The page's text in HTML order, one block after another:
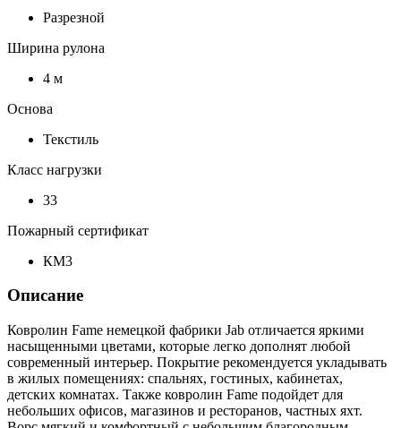
Разрезной
Ширина рулона
4 м
Основа
Текстиль
Класс нагрузки
33
Пожарный сертификат
КМ3
Описание
Ковролин Fame немецкой фабрики Jab отличается яркими
насыщенными цветами, которые легко дополнят любой
современный интерьер. Покрытие рекомендуется укладывать
в жилых помещениях: спальнях, гостиных, кабинетах,
детских комнатах. Также ковролин Fame подойдет для
небольших офисов, магазинов и ресторанов, частных яхт.